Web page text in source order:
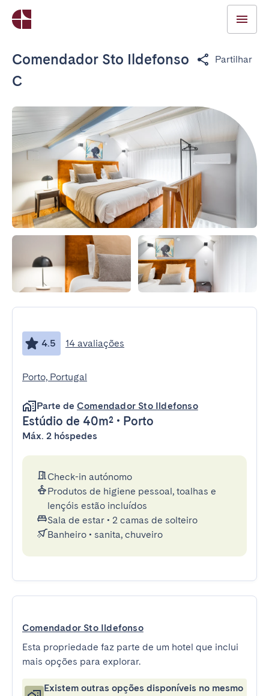
Comendador Sto Ildefonso
C
Partilhar
4.5 14 avaliações
Porto, Portugal
Parte de Comendador Sto Ildefonso
Estúdio de 40m² • Porto
Máx. 2 hóspedes
Check-in autónomo
Produtos de higiene pessoal, toalhas e
lençóis estão incluídos
Sala de estar • 2 camas de solteiro
Banheiro • sanita, chuveiro
Comendador Sto Ildefonso
Esta propriedade faz parte de um hotel que inclui
mais opções para explorar.
Existem outras opções disponíveis no mesmo